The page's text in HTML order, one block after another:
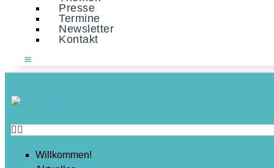
Presse
Termine
Newsletter
Kontakt
Willkommen!